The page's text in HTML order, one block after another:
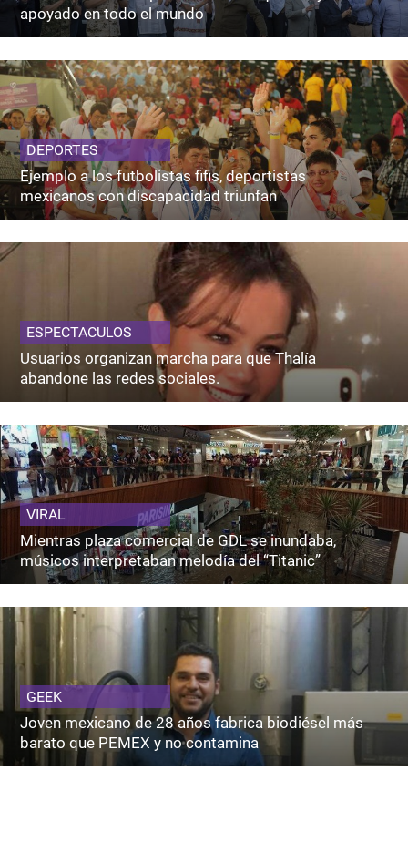
apoyado en todo el mundo
DEPORTES
Ejemplo a los futbolistas fifis, deportistas
mexicanos con discapacidad triunfan
ESPECTACULOS
Usuarios organizan marcha para que Thalía
abandone las redes sociales.
VIRAL
Mientras plaza comercial de GDL se inundaba,
músicos interpretaban melodía del “Titanic”
GEEK
Joven mexicano de 28 años fabrica biodiésel más
barato que PEMEX y no contamina